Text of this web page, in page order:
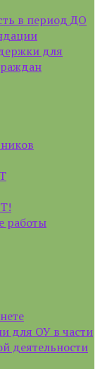
в период ДО
для
работы
для ОУ в части
деятельности